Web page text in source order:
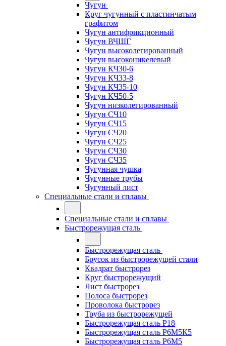
Чугун
Круг чугунный с пластинчатым
графитом
Чугун антифрикционный
Чугун ВЧШГ
Чугун высоколегированный
Чугун высоконикелевый
Чугун КЧ30-6
Чугун КЧ33-8
Чугун КЧ35-10
Чугун КЧ50-5
Чугун низколегированный
Чугун СЧ10
Чугун СЧ15
Чугун СЧ20
Чугун СЧ25
Чугун СЧ30
Чугун СЧ35
Чугунная чушка
Чугунные трубы
Чугунный лист
Специальные стали и сплавы
Специальные стали и сплавы
Быстрорежущая сталь
Быстрорежущая сталь
Брусок из быстрорежущей стали
Квадрат быстрорез
Круг быстрорежущий
Лист быстрорез
Полоса быстрорез
Проволока быстрорез
Труба из быстрорежущей
Быстрорежущая сталь Р18
Быстрорежущая сталь Р6М5К5
Быстрорежущая сталь Р6М5